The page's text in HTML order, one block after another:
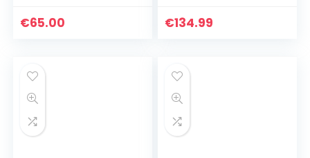
ondersteuning
€65.00
en USB / Keystone
€134.99